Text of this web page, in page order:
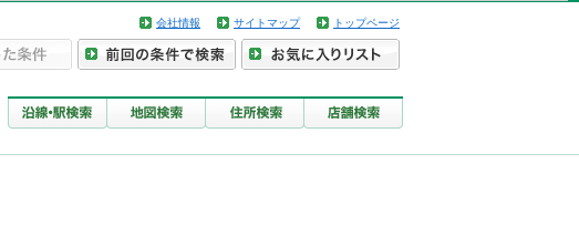
会社情報 サイトマップ トップページ